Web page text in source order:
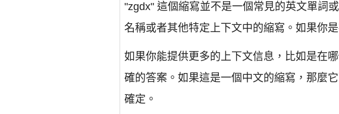
"zgdx" 這個縮寫並不是一個常見的英文單詞
名稱或者其他特定上下文中的縮寫。如果你
如果你能提供更多的上下文信息，比如是在
確的答案。如果這是一個中文的縮寫，那麼
確定。